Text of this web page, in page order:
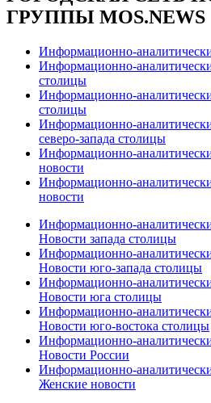
ГРУППЫ MOS.NEWS
Информационно-
Информационно-
столицы
Информационно-
столицы
Информационно-
северо-запада столицы
Информационно-
новости
Информационно-
новости
Информационно-
Новости запада столицы
Информационно-
Новости юго-запада столицы
Информационно-
Новости юга столицы
Информационно-
Новости юго-востока столицы
Информационно-
Новости России
Информационно-
Женские новости